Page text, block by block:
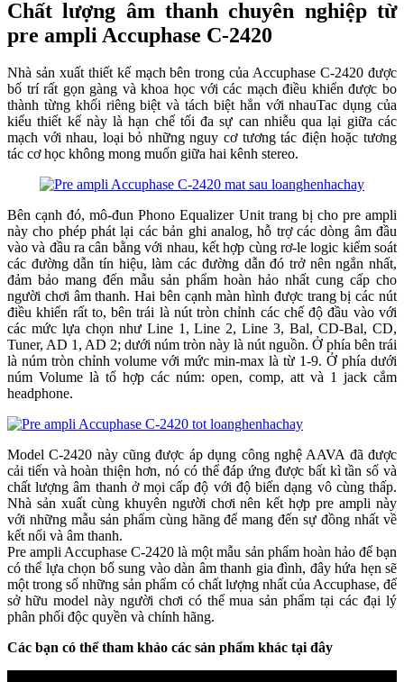
Chất lượng âm thanh chuyên nghiệp từ
pre ampli Accuphase C-2420
Nhà sản xuất thiết kế mạch bên trong của Accuphase C-2420 được
bố trí rất gọn gàng và khoa học với các mạch điều khiển được bo
thành từng khối riêng biệt và tách biệt hẳn với nhauTac dụng của
kiểu thiết kế này là hạn chế tối đa sự can nhiễu qua lại giữa các
mạch với nhau, loại bỏ những nguy cơ tương tác điện hoặc tương
tác cơ học không mong muốn giữa hai kênh stereo.
Bên cạnh đó, mô-đun Phono Equalizer Unit trang bị cho pre ampli
này cho phép phát lại các bản ghi analog, hỗ trợ các dòng âm đầu
vào và đầu ra cân bằng với nhau, kết hợp cùng rơ-le logic kiểm soát
các đường dẫn tín hiệu, làm các đường dẫn đó trở nên ngắn nhất,
đảm bảo mang đến mẫu sản phẩm hoàn hảo nhất cung cấp cho
người chơi âm thanh. Hai bên cạnh màn hình được trang bị các nút
điều khiển rất to, bên trái là nút tròn chỉnh các chế độ đầu vào với
các mức lựa chọn như Line 1, Line 2, Line 3, Bal, CD-Bal, CD,
Tuner, AD 1, AD 2; dưới núm tròn này là nút nguồn. Ở phía bên trái
là núm tròn chỉnh volume với mức min-max là từ 1-9. Ở phía dưới
núm Volume là tổ hợp các núm: open, comp, att và 1 jack cắm
headphone.
Model C-2420 này cũng được áp dụng công nghệ AAVA đã được
cải tiến và hoàn thiện hơn, nó có thể đáp ứng được bất kì tần số và
chất lượng âm thanh ở mọi cấp độ với độ biến dạng vô cùng thấp.
Nhà sản xuất cùng khuyên người chơi nên kết hợp pre ampli này
với những mẫu sản phẩm cùng hãng để mang đến sự đồng nhất về
kết nối và âm thanh.
Pre ampli Accuphase C-2420 là một mẫu sản phẩm hoàn hảo để bạn
có thể lựa chọn bổ sung vào dàn âm thanh gia đình, đây hứa hẹn sẽ
một trong số những sản phẩm có chất lượng nhất của Accuphase, để
sở hữu model này người chơi có thể mua sản phẩm tại các đại lý
phân phối độc quyền và chính hãng.
Các bạn có thể tham khảo các sản phẩm khác tại đây